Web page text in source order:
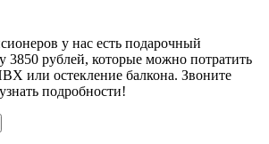
у нас есть подарочный
3850 рублей, которые можно потратить
или остекление балкона. Звоните
подробности!